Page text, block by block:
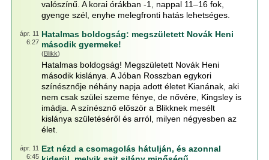
valószínű. A korai órákban -1, nappal 11–16 fok,
gyenge szél, enyhe melegfronti hatás lehetséges.
ápr. 11
6:27
Hatalmas boldogság: megszületett Novák Heni
második gyermeke!
(Blikk)
Hatalmas boldogság! Megszületett Novák Heni
második kislánya. A Jóban Rosszban egykori
színésznője néhány napja adott életet Kianának, aki
nem csak szülei szeme fénye, de nővére, Kingsley is
imádja. A színésznő először a Blikknek mesélt
kislánya születéséről és arról, milyen négyesben az
élet.
ápr. 11
6:45
Ezt nézd a csomagolás hátulján, és azonnal